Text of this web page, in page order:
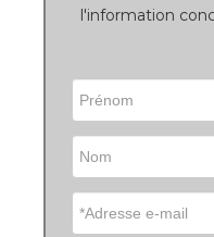
l'information